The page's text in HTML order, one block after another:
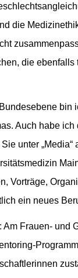
die
die
Auch habe
unter
Vorträge,
ein neues
Frauen-